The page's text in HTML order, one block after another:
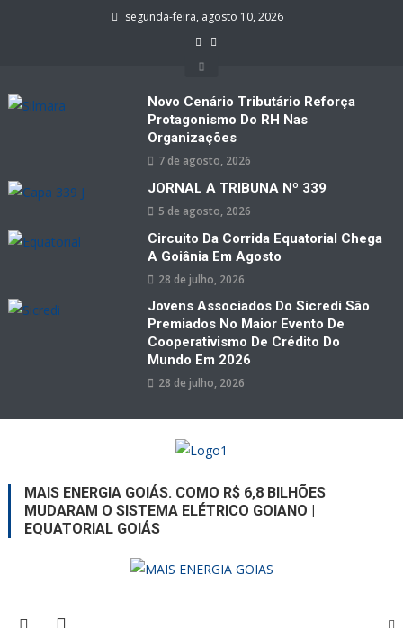
segunda-feira, agosto 10, 2026
Novo Cenário Tributário Reforça
Protagonismo Do RH Nas
Organizações
7 de agosto, 2026
JORNAL A TRIBUNA Nº 339
5 de agosto, 2026
Circuito Da Corrida Equatorial Chega
A Goiânia Em Agosto
28 de julho, 2026
Jovens Associados Do Sicredi São
Premiados No Maior Evento De
Cooperativismo De Crédito Do
Mundo Em 2026
28 de julho, 2026
Jornal A Tribuna
Região
MAIS ENERGIA GOIÁS. COMO R$ 6,8 BILHÕES
MUDARAM O SISTEMA ELÉTRICO GOIANO |
EQUATORIAL GOIÁS